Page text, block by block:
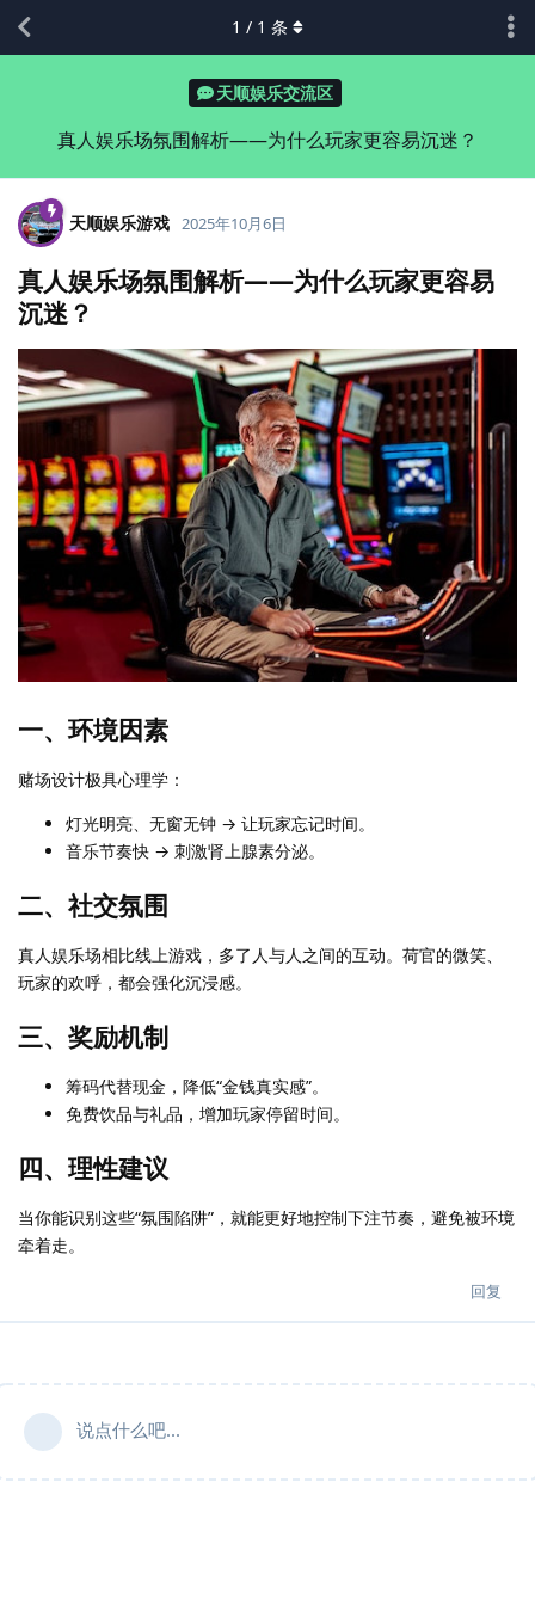
天顺娱乐交流区
真人娱乐场氛围解析——为什么玩家更容易沉迷？
1 / 1 条
天顺娱乐游戏 2025年10月6日
真人娱乐场氛围解析——为什么玩家更容易
沉迷？
一、环境因素
赌场设计极具心理学：
灯光明亮、无窗无钟 → 让玩家忘记时间。
音乐节奏快 → 刺激肾上腺素分泌。
二、社交氛围
真人娱乐场相比线上游戏，多了人与人之间的互动。荷官的微笑、
玩家的欢呼，都会强化沉浸感。
三、奖励机制
筹码代替现金，降低“金钱真实感”。
免费饮品与礼品，增加玩家停留时间。
四、理性建议
当你能识别这些“氛围陷阱”，就能更好地控制下注节奏，避免被环境
牵着走。
回复
说点什么吧...